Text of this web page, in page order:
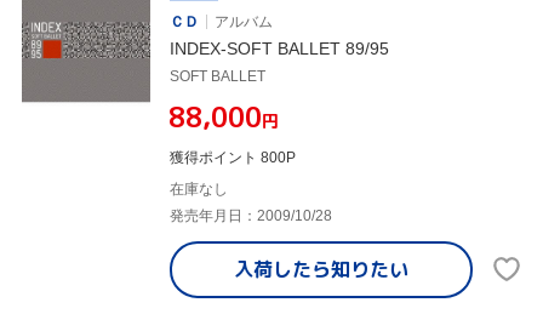
ＣＤ
アルバム
INDEX-SOFT BALLET 89/95
SOFT BALLET
¥88,000円
獲得ポイント 800P
在庫なし
発売年月日：2009/10/28
入荷したら知りたい